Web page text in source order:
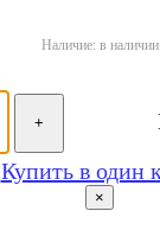
Наличие: в наличии
+
Купить в один
×